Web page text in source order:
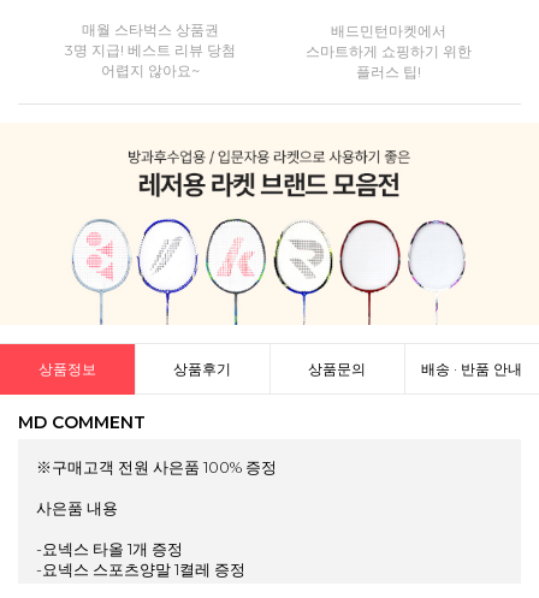
매월 스타벅스 상품권
3명 지급! 베스트 리뷰 당첨
어렵지 않아요~
배드민턴마켓에서
스마트하게 쇼핑하기 위한
플러스 팁!
상품정보 상품후기 상품문의 배송 · 반품 안내
MD COMMENT
※구매고객 전원 사은품 100% 증정
사은품 내용
-요넥스 타올 1개 증정
-요넥스 스포츠양말 1켤레 증정